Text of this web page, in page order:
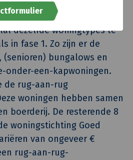
blijven wonen.
dezelfde woningtypes te
in fase 1. Zo zijn er de
(senioren) bungalows en
onder-een-kapwoningen.
de rug-aan-rug
woningen hebben samen
boerderij. De resterende 8
woningstichting Goed
van ongeveer €
rug-aan-rug-